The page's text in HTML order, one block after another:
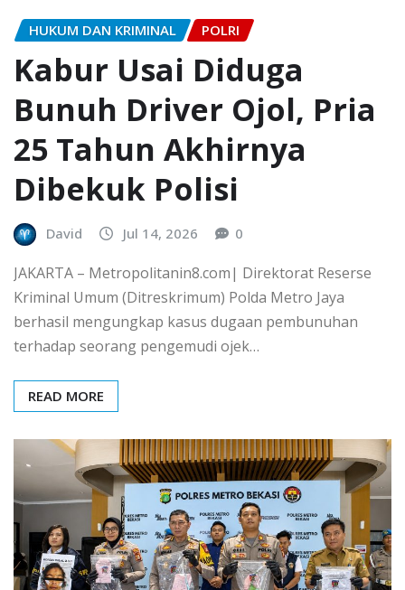
HUKUM DAN KRIMINAL POLRI
Kabur Usai Diduga
Bunuh Driver Ojol, Pria
25 Tahun Akhirnya
Dibekuk Polisi
David Jul 14, 2026 0
JAKARTA – Metropolitanin8.com| Direktorat Reserse
Kriminal Umum (Ditreskrimum) Polda Metro Jaya
berhasil mengungkap kasus dugaan pembunuhan
terhadap seorang pengemudi ojek…
READ MORE